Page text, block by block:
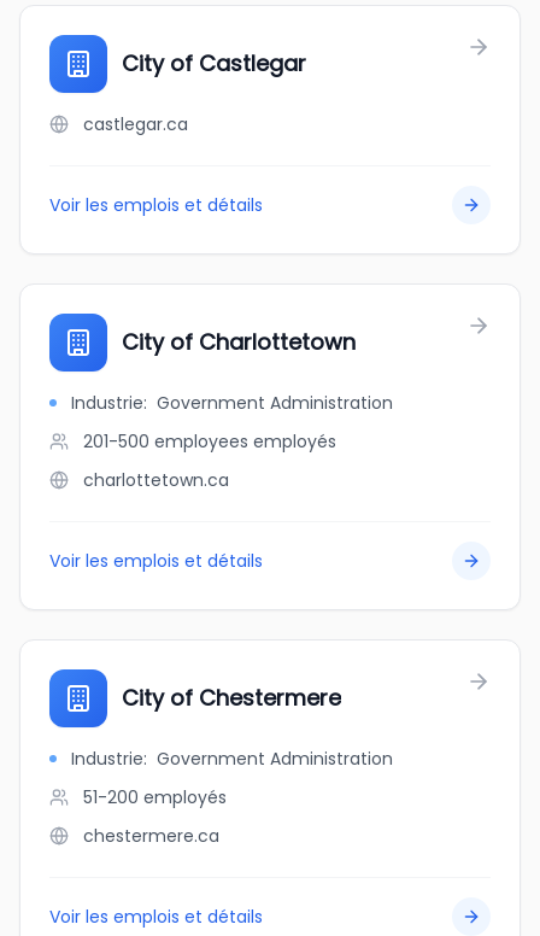
City of Castlegar
castlegar.ca
Voir les emplois et détails
City of Charlottetown
Industrie: Government Administration
201-500 employees employés
charlottetown.ca
Voir les emplois et détails
City of Chestermere
Industrie: Government Administration
51-200 employés
chestermere.ca
Voir les emplois et détails